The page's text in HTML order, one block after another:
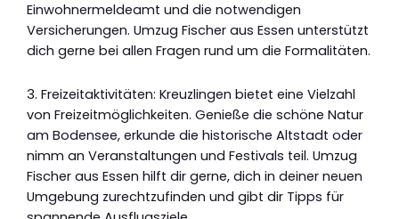
Einwohnermeldeamt und die notwendigen
Versicherungen. Umzug Fischer aus Essen unterstützt
dich gerne bei allen Fragen rund um die Formalitäten.
3. Freizeitaktivitäten: Kreuzlingen bietet eine Vielzahl
von Freizeitmöglichkeiten. Genieße die schöne Natur
am Bodensee, erkunde die historische Altstadt oder
nimm an Veranstaltungen und Festivals teil. Umzug
Fischer aus Essen hilft dir gerne, dich in deiner neuen
Umgebung zurechtzufinden und gibt dir Tipps für